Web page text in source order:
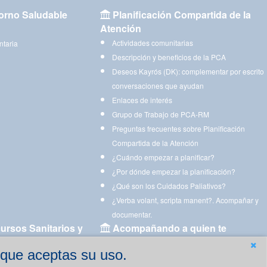
aceptas su uso.
Saludable
Planificación Compartida de la
Atención
Actividades comunitarias
Descripción y beneficios de la PCA
Deseos Kayrós (DK): complementar por escrito
conversaciones que ayudan
Enlaces de interés
Grupo de Trabajo de PCA-RM
Preguntas frecuentes sobre Planificación
Compartida de la Atención
¿Cuándo empezar a planificar?
¿Por dónde empezar la planificación?
¿Qué son los Cuidados Paliativos?
¿Verba volant, scripta manent?. Acompañar y
documentar.
Sanitarios y
Acompañando a quien te
Aplicaciones para descargar